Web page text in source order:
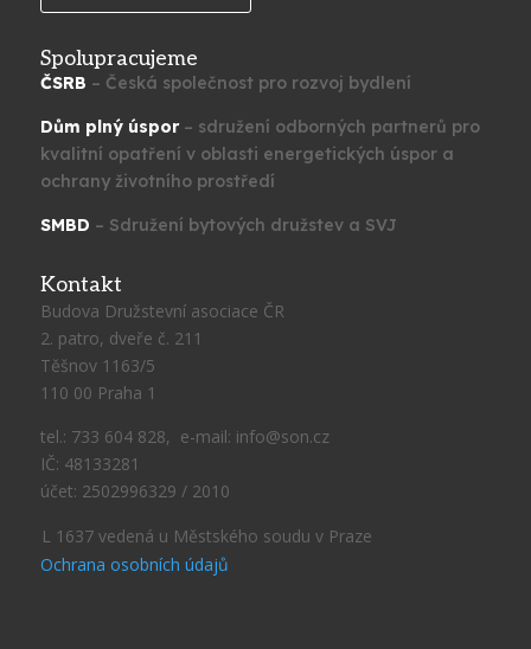
Spolupracujeme
ČSRB – Česká společnost pro rozvoj bydlení
Dům plný úspor– sdružení odborných partnerů pro
kvalitní opatření v oblasti energetických úspor a
ochrany životního prostředí
SMBD – Sdružení bytových družstev a SVJ
Kontakt
Budova Družstevní asociace ČR
2. patro, dveře č. 211
Těšnov 1163/5
110 00 Praha 1
tel.: 733 604 828, e-mail: info@son.cz
IČ: 48133281
účet: 2502996329 / 2010
L 1637 vedená u Městského soudu v Praze
Ochrana osobních údajů